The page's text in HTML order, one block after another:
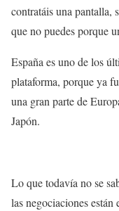
contratáis una pantalla,
que no puedes porque
España es uno de los
plataforma, porque ya
una gran parte de
Japón.
Lo que todavía no se
las negociaciones